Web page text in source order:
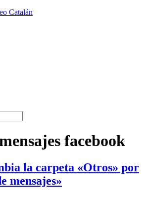
Catalán
facebook
la carpeta «Otros» por
mensajes»